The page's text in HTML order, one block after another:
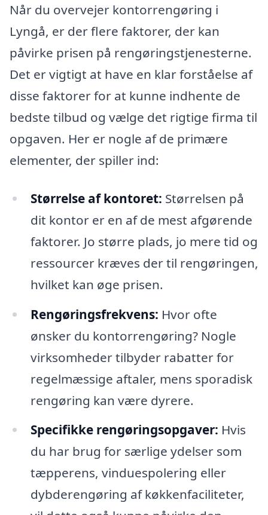
Når du overvejer kontorrengøring i
Lyngå, er der flere faktorer, der kan
påvirke prisen på rengøringstjenesterne.
Det er vigtigt at have en klar forståelse af
disse faktorer for at kunne indhente de
bedste tilbud og vælge det rigtige firma til
opgaven. Her er nogle af de primære
elementer, der spiller ind:
Størrelse af kontoret: Størrelsen på
dit kontor er en af de mest afgørende
faktorer. Jo større plads, jo mere tid og
ressourcer kræves der til rengøringen,
hvilket kan øge prisen.
Rengøringsfrekvens: Hvor ofte
ønsker du kontorrengøring? Nogle
virksomheder tilbyder rabatter for
regelmæssige aftaler, mens sporadisk
rengøring kan være dyrere.
Specifikke rengøringsopgaver: Hvis
du har brug for særlige ydelser som
tæpperens, vinduespolering eller
dybderengøring af køkkenfaciliteter,